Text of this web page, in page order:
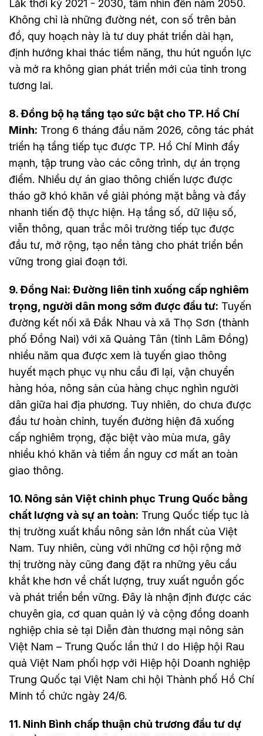
Lắk thời kỳ 2021 - 2030, tầm nhìn đến năm 2050.
Không chỉ là những đường nét, con số trên bản
đồ, quy hoạch này là tư duy phát triển dài hạn,
định hướng khai thác tiềm năng, thu hút nguồn lực
và mở ra không gian phát triển mới của tỉnh trong
tương lai.
8. Đồng bộ hạ tầng tạo sức bật cho TP. Hồ Chí
Minh: Trong 6 tháng đầu năm 2026, công tác phát
triển hạ tầng tiếp tục được TP. Hồ Chí Minh đẩy
mạnh, tập trung vào các công trình, dự án trọng
điểm. Nhiều dự án giao thông chiến lược được
tháo gỡ khó khăn về giải phóng mặt bằng và đẩy
nhanh tiến độ thực hiện. Hạ tầng số, dữ liệu số,
viễn thông, quan trắc môi trường tiếp tục được
đầu tư, mở rộng, tạo nền tảng cho phát triển bền
vững trong giai đoạn tới.
9. Đồng Nai: Đường liên tỉnh xuống cấp nghiêm
trọng, người dân mong sớm được đầu tư: Tuyến
đường kết nối xã Đắk Nhau và xã Thọ Sơn (thành
phố Đồng Nai) với xã Quảng Tân (tỉnh Lâm Đồng)
nhiều năm qua được xem là tuyến giao thông
huyết mạch phục vụ nhu cầu đi lại, vận chuyển
hàng hóa, nông sản của hàng chục nghìn người
dân giữa hai địa phương. Tuy nhiên, do chưa được
đầu tư hoàn chỉnh, tuyến đường hiện đã xuống
cấp nghiêm trọng, đặc biệt vào mùa mưa, gây
nhiều khó khăn và tiềm ẩn nguy cơ mất an toàn
giao thông.
10. Nông sản Việt chinh phục Trung Quốc bằng
chất lượng và sự an toàn: Trung Quốc tiếp tục là
thị trường xuất khẩu nông sản lớn nhất của Việt
Nam. Tuy nhiên, cùng với những cơ hội rộng mở
thị trường này cũng đang đặt ra những yêu cầu
khắt khe hơn về chất lượng, truy xuất nguồn gốc
và phát triển bền vững. Đây là nhận định được các
chuyên gia, cơ quan quản lý và cộng đồng doanh
nghiệp chia sẻ tại Diễn đàn thương mại nông sản
Việt Nam – Trung Quốc lần thứ I do Hiệp hội Rau
quả Việt Nam phối hợp với Hiệp hội Doanh nghiệp
Trung Quốc tại Việt Nam chi hội Thành phố Hồ Chí
Minh tổ chức ngày 24/6.
11. Ninh Bình chấp thuận chủ trương đầu tư dự